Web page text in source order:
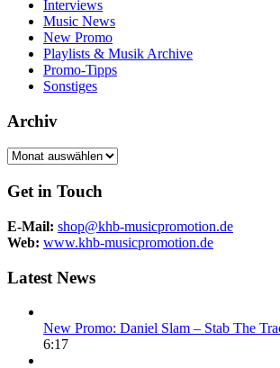
Interviews
Music News
New Promo
Playlists & Musik Archive
Promo-Tipps
Sonstiges
Archiv
Archiv
Get in Touch
E-Mail: shop@khb-musicpromotion.de
Web: www.khb-musicpromotion.de
Latest News
New Promo: Daniel Slam – Stab The
6:17